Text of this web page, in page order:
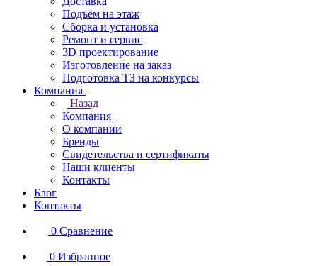
Подъём на этаж
Сборка и установка
Ремонт и сервис
3D проектирование
Изготовление на заказ
Подготовка ТЗ на конкурсы
Компания
Назад
Компания
О компании
Бренды
Свидетельства и сертификаты
Наши клиенты
Контакты
Блог
Контакты
0 Сравнение
0 Избранное